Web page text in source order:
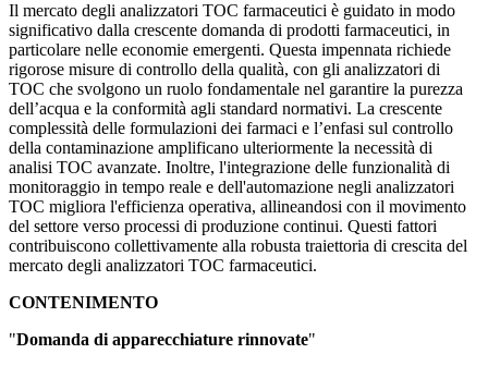
Il mercato degli analizzatori TOC farmaceutici è guidato in modo
significativo dalla crescente domanda di prodotti farmaceutici, in
particolare nelle economie emergenti. Questa impennata richiede
rigorose misure di controllo della qualità, con gli analizzatori di
TOC che svolgono un ruolo fondamentale nel garantire la purezza
dell’acqua e la conformità agli standard normativi. La crescente
complessità delle formulazioni dei farmaci e l’enfasi sul controllo
della contaminazione amplificano ulteriormente la necessità di
analisi TOC avanzate. Inoltre, l'integrazione delle funzionalità di
monitoraggio in tempo reale e dell'automazione negli analizzatori
TOC migliora l'efficienza operativa, allineandosi con il movimento
del settore verso processi di produzione continui. Questi fattori
contribuiscono collettivamente alla robusta traiettoria di crescita del
mercato degli analizzatori TOC farmaceutici.
CONTENIMENTO
"Domanda di apparecchiature rinnovate"